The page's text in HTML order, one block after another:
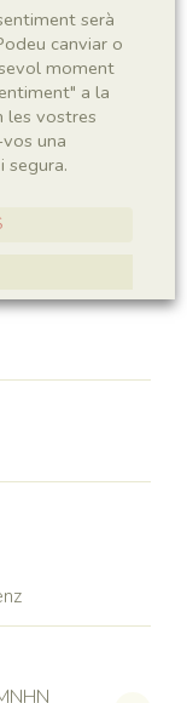
serà
canviar o
moment
a la
les vostres
una
segura.